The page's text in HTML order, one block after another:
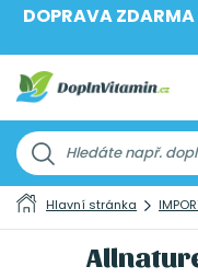
DOPRAVA ZDARMA
Hlavní stránka